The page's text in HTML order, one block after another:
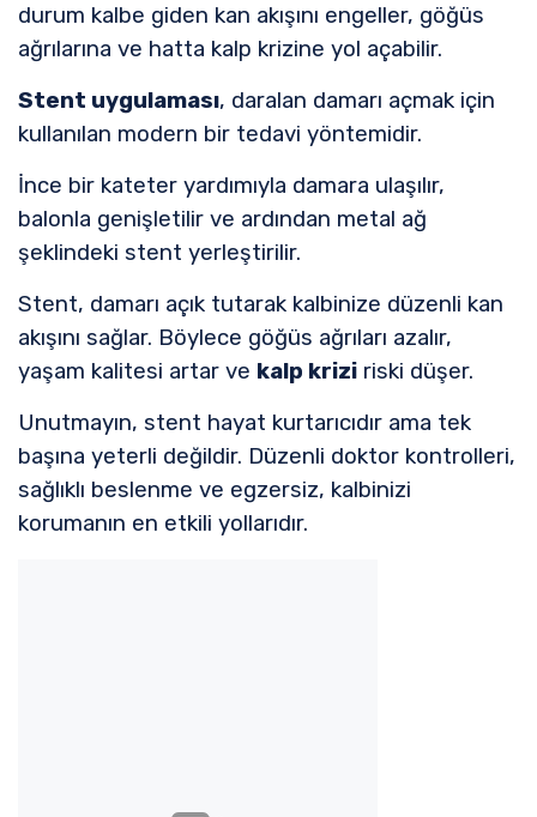
durum kalbe giden kan akışını engeller, göğüs
ağrılarına ve hatta kalp krizine yol açabilir.
Stent uygulaması, daralan damarı açmak için
kullanılan modern bir tedavi yöntemidir.
İnce bir kateter yardımıyla damara ulaşılır,
balonla genişletilir ve ardından metal ağ
şeklindeki stent yerleştirilir.
Stent, damarı açık tutarak kalbinize düzenli kan
akışını sağlar. Böylece göğüs ağrıları azalır,
yaşam kalitesi artar ve kalp krizi riski düşer.
Unutmayın, stent hayat kurtarıcıdır ama tek
başına yeterli değildir. Düzenli doktor kontrolleri,
sağlıklı beslenme ve egzersiz, kalbinizi
korumanın en etkili yollarıdır.